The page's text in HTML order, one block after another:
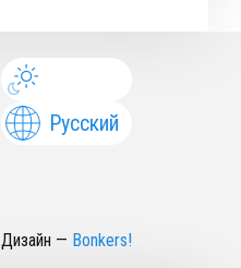
Русский
Дизайн — Bonkers!